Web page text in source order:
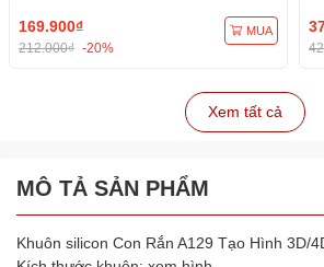
169.900₫
212.000₫ -20%
MUA
Xem tất cả
MÔ TẢ SẢN PHẨM
Khuôn silicon Con Rắn A129 Tạo Hình 3D/